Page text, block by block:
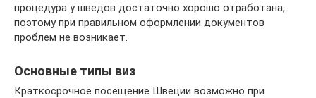
процедура у шведов достаточно хорошо отработана,
поэтому при правильном оформлении документов
проблем не возникает.
Основные типы виз
Краткосрочное посещение Швеции возможно при